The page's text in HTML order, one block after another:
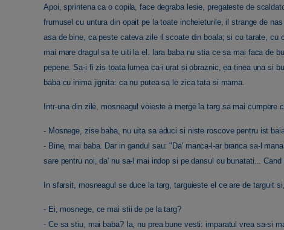
Apoi, sprintena ca o copila, face degraba lesie, pregateste de
frumusel cu untura din opait pe la toate incheieturile, il strange de
asa de bine, ca peste cateva zile il scoate din boala; si cu tarate,
mai mare dragul sa te uiti la el. Iara baba nu stia ce sa mai faca de
pepene. Sa-i fi zis toata lumea ca-i urat si obraznic, ea tinea una si
baba cu inima jignita: ca nu putea sa le zica tata si mama.
Intr-una din zile, mosneagul voieste a merge la targ sa mai cumpere
- Mosnege, zise baba, nu uita sa aduci si niste roscove pentru ist
- Bine, mai baba. Dar in gandul sau: "Da' manca-l-ar branca sa-l
sare pentru noi, da' nu sa-l mai indop si pe dansul cu bunatati...
In sfarsit, mosneagul se duce la targ, targuieste el ce are de targuit
- Ei, mosnege, ce mai stii de pe la targ?
- Ce sa stiu, mai baba? Ia, nu prea bune vesti: imparatul vrea sa-si